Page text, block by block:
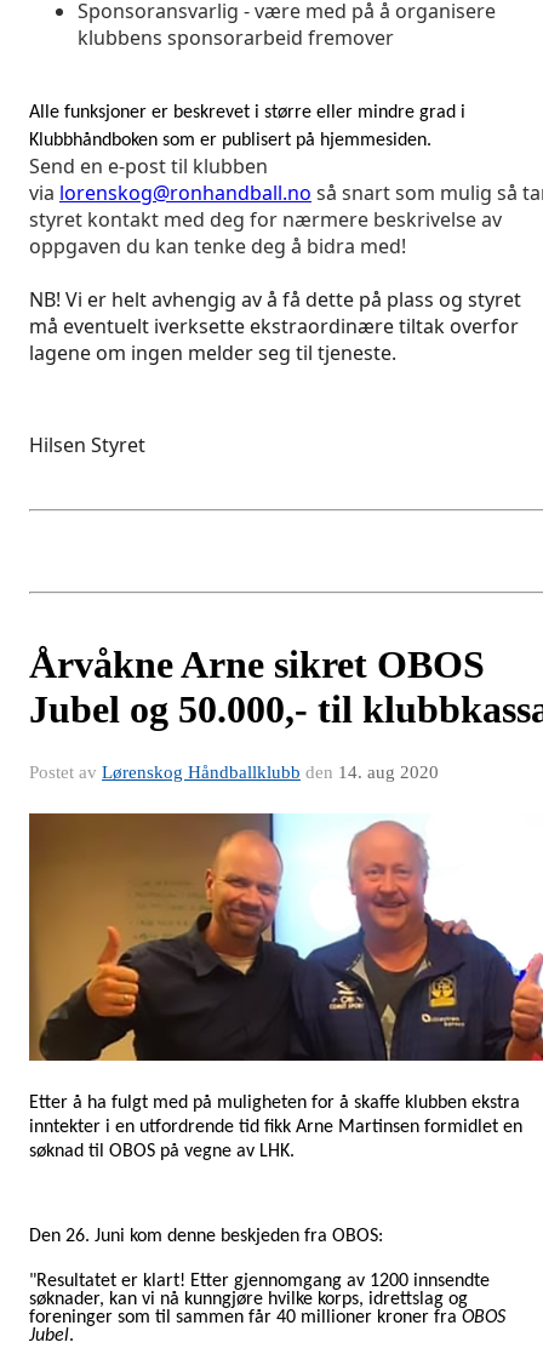
Sponsoransvarlig - være med på å organisere
klubbens sponsorarbeid fremover
Alle funksjoner er beskrevet i større eller mindre grad i
Klubbhåndboken som er publisert på hjemmesiden.
Send en e-post til klubben
via lorenskog@ronhandball.no så snart som mulig så
styret kontakt med deg for nærmere beskrivelse av
oppgaven du kan tenke deg å bidra med!
NB! Vi er helt avhengig av å få dette på plass og styret
må eventuelt iverksette ekstraordinære tiltak overfor
lagene om ingen melder seg til tjeneste.
Hilsen Styret
Årvåkne Arne sikret OBOS
Jubel og 50.000,- til
Postet av Lørenskog Håndballklubb den 14. aug 2020
Etter å ha fulgt med på muligheten for å skaffe klubben ekstra
inntekter i en utfordrende tid fikk Arne Martinsen formidlet en
søknad til OBOS på vegne av LHK.
Den 26. Juni kom denne beskjeden fra OBOS:
"Resultatet er klart! Etter gjennomgang av 1200 innsendte
søknader, kan vi nå kunngjøre hvilke korps, idrettslag og
foreninger som til sammen får 40 millioner kroner fra OBOS
Jubel.